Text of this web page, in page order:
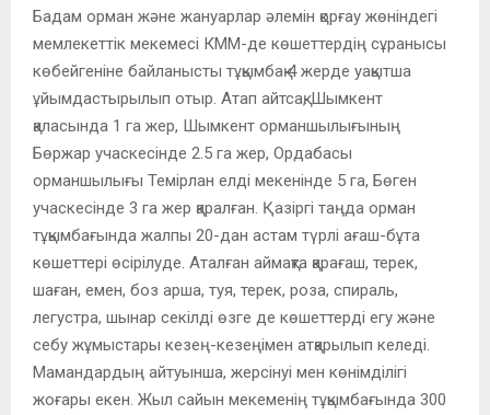
Бадам орман және жануарлар әлемін қорғау жөніндегі
мемлекеттік мекемесі КММ-де көшеттердің сұранысы
көбейгеніне байланысты тұқымбақ 4 жерде уақытша
ұйымдастырылып отыр. Атап айтсақ, Шымкент
қаласында 1 га жер, Шымкент орманшылығының
Бөржар учаскесінде 2.5 га жер, Ордабасы
орманшылығы Темірлан елді мекенінде 5 га, Бөген
учаскесінде 3 га жер қаралған. Қазіргі таңда орман
тұқымбағында жалпы 20-дан астам түрлі ағаш-бұта
көшеттері өсірілуде. Аталған аймақта қарағаш, терек,
шаған, емен, боз арша, туя, терек, роза, спираль,
легустра, шынар секілді өзге де көшеттерді егу және
себу жұмыстары кезең-кезеңімен атқарылып келеді.
Мамандардың айтуынша, жерсінуі мен көнімділігі
жоғары екен. Жыл сайын мекеменің тұқымбағында 300